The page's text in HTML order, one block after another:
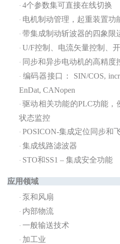
· 4个参数集可直接在线切换
· 电机制动管理，起重装置功
· 带集成制动斩波器的四象限
· U/F控制、电流矢量控制、
· 同步和异步电动机的高精度
· 编码器接口：
SIN/COS,
EnDat, CANopen
· 驱动相关功能的PLC功能，
状态监控
· POSICON-集成定位同步和
· 集成线路滤波器
· STO和SS1 – 集成安全功能
应用领域
· 泵和风扇
· 内部物流
· 一般输送技术
· 加工业